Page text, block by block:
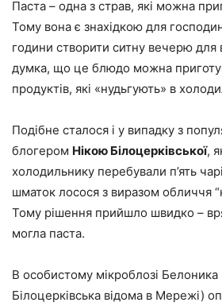
Паста – одна з страв, які можна
Тому вона є знахідкою для
години створити ситну вечерю для
думка, що це блюдо можна
продуктів, які «нудьгують» в
Подібне сталося і у випадку з
блогером Нікою Білоцерківської,
холодильнику перебували п’ять
шматок лосося з виразом обличчя
Тому рішення прийшло швидко –
могла паста.
В особистому мікроблозі Белоника
Білоцерківська відома в Мережі)